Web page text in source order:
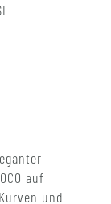
auf
und